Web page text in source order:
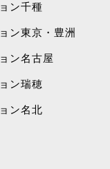
ン千種
ン東京・豊洲
ン名古屋
ン瑞穂
ン名北